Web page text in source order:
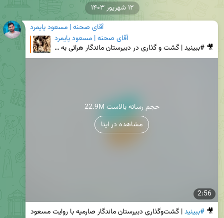
آقای صحنه | مسعود پایمرد
آقای صحنه | مسعود پایمرد
🎥 #ببینید | گشت و گذاری در دبیرستان ماندگار هراتی به روایت مسعود پایمرد 📝 بخشی از هفتمین قسمت از بر
2:56
22.9M حجم رسانه بالاست
مشاهده در ایتا
🎥 #ببینید
۱۲ شهریور ۱۴۰۳